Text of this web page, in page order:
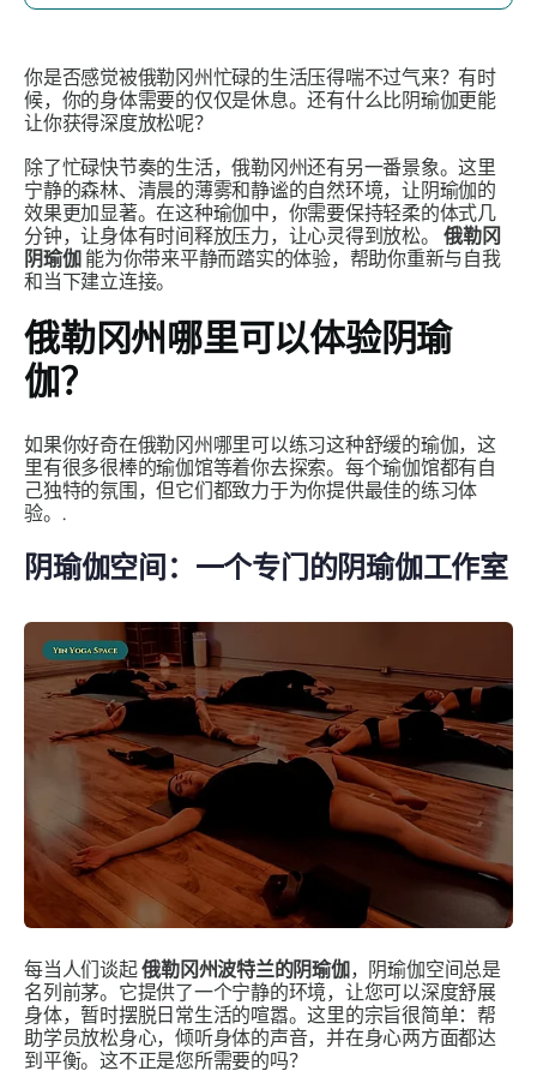
你是否感觉被俄勒冈州忙碌的生活压得喘不过气来？有时
候，你的身体需要的仅仅是休息。还有什么比阴瑜伽更能
让你获得深度放松呢？
除了忙碌快节奏的生活，俄勒冈州还有另一番景象。这里
宁静的森林、清晨的薄雾和静谧的自然环境，让阴瑜伽的
效果更加显著。在这种瑜伽中，你需要保持轻柔的体式几
分钟，让身体有时间释放压力，让心灵得到放松。俄勒冈
阴瑜伽能为你带来平静而踏实的体验，帮助你重新与自我
和当下建立连接。
俄勒冈州哪里可以体验阴瑜
伽？
如果你好奇在俄勒冈州哪里可以练习这种舒缓的瑜伽，这
里有很多很棒的瑜伽馆等着你去探索。每个瑜伽馆都有自
己独特的氛围，但它们都致力于为你提供最佳的练习体
验。.
阴瑜伽空间：一个专门的阴瑜伽工作室
每当人们谈起俄勒冈州波特兰的阴瑜伽，阴瑜伽空间总是
名列前茅。它提供了一个宁静的环境，让您可以深度舒展
身体，暂时摆脱日常生活的喧嚣。这里的宗旨很简单：帮
助学员放松身心，倾听身体的声音，并在身心两方面都达
到平衡。这不正是您所需要的吗？